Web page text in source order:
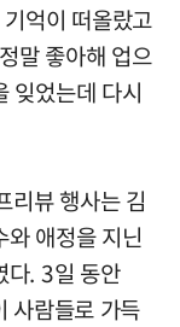
억이 떠올랐고
말 좋아해 업으
잊었는데 다시
리뷰 행사는 김
와 애정을 지닌
다. 3일 동안
사람들로 가득